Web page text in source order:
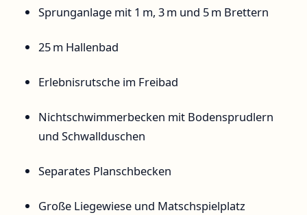
Sprunganlage mit 1 m, 3 m und 5 m Brettern
25 m Hallenbad
Erlebnisrutsche im Freibad
Nichtschwimmerbecken mit Bodensprudlern
und Schwallduschen
Separates Planschbecken
Große Liegewiese und Matschspielplatz